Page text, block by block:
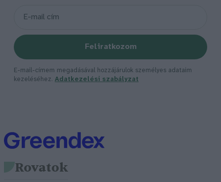
Feliratkozom
E-mail-címem megadásával hozzájárulok személyes adataim
kezeléséhez. Adatkezelési szabályzat
Rovatok